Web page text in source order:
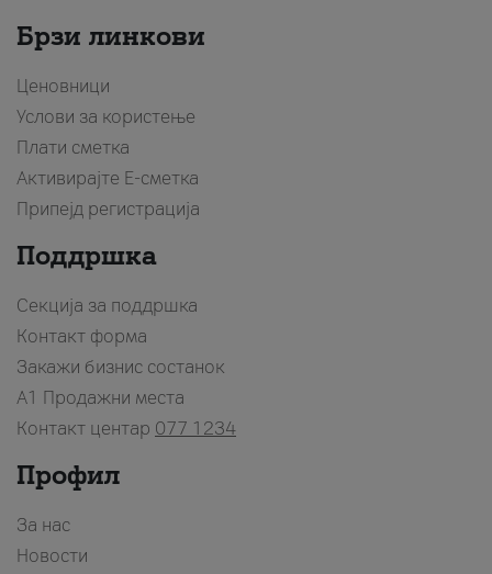
Брзи линкови
Ценовници
Услови за користење
Плати сметка
Активирајте Е-сметка
Припејд регистрација
Поддршка
Секција за поддршка
Контакт форма
Закажи бизнис состанок
A1 Продажни места
Контакт центар 077 1234
Профил
За нас
Новости